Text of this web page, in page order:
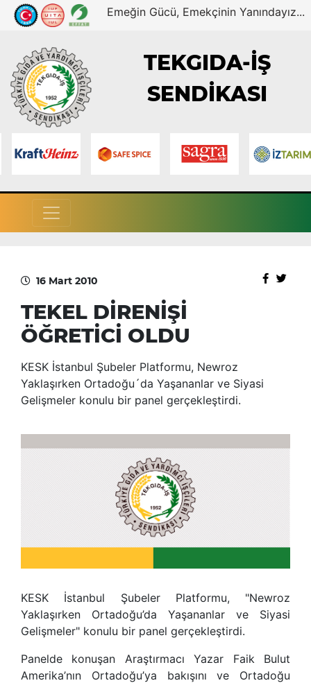
Emeğin Gücü, Emekçinin Yanındayız...
TEKGIDA-İŞ
SENDİKASI
16 Mart 2010
TEKEL DİRENİŞİ
ÖĞRETİCİ OLDU
KESK İstanbul Şubeler Platformu, Newroz
Yaklaşırken Ortadoğu´da Yaşananlar ve Siyasi
Gelişmeler konulu bir panel gerçekleştirdi.
KESK İstanbul Şubeler Platformu, "Newroz
Yaklaşırken Ortadoğu’da Yaşananlar ve Siyasi
Gelişmeler" konulu bir panel gerçekleştirdi.
Panelde konuşan Araştırmacı Yazar Faik Bulut
Amerika’nın Ortadoğu’ya bakışını ve Ortadoğu